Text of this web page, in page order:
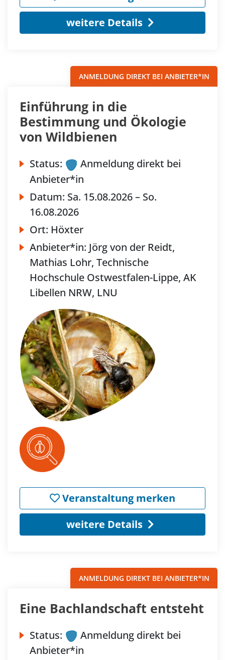
weitere Details
ANMELDUNG DIREKT BEI ANBIETER*IN
Einführung in die
Bestimmung und Ökologie
von Wildbienen
Status:
Anmeldung direkt bei
Anbieter*in
Datum: Sa. 15.08.2026 – So.
16.08.2026
Ort: Höxter
Anbieter*in: Jörg von der Reidt,
Mathias Lohr, Technische
Hochschule Ostwestfalen-Lippe, AK
Libellen NRW, LNU
Veranstaltung merken
weitere Details
ANMELDUNG DIREKT BEI ANBIETER*IN
Eine Bachlandschaft entsteht
Status:
Anmeldung direkt bei
Anbieter*in